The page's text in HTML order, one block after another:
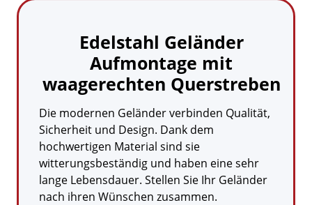
Edelstahl Geländer
Aufmontage mit
waagerechten Querstreben
Die modernen Geländer verbinden Qualität,
Sicherheit und Design. Dank dem
hochwertigen Material sind sie
witterungsbeständig und haben eine sehr
lange Lebensdauer. Stellen Sie Ihr Geländer
nach ihren Wünschen zusammen.